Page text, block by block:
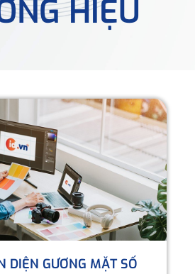
HIỆU
DIỆN GƯƠNG MẶT SỐ